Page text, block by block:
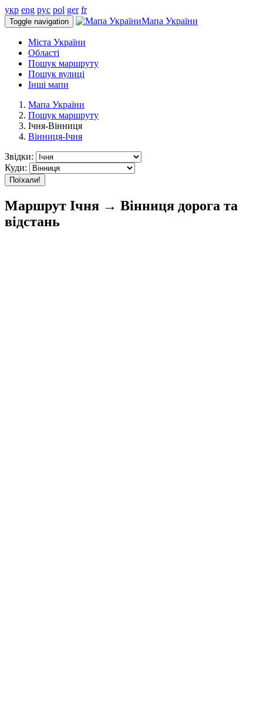
укр eng рус pol ger fr
Toggle navigation Мапа України
Міста України
Області
Пошук маршруту
Пошук вулиці
Інші мапи
Мапа України
Пошук маршруту
Ічня-Вінниця
Вінниця-Ічня
Звідки:
Куди:
Поїхали!
Маршрут Ічня → Вінниця дорога та
відстань